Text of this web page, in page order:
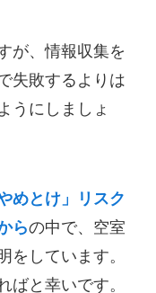
が、情報収集を
失敗するよりは
うにしましょ
めとけ」リスク
らの中で、空室
をしています。
ばと幸いです。